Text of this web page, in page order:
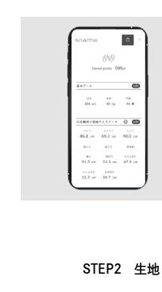
STEP2 生地